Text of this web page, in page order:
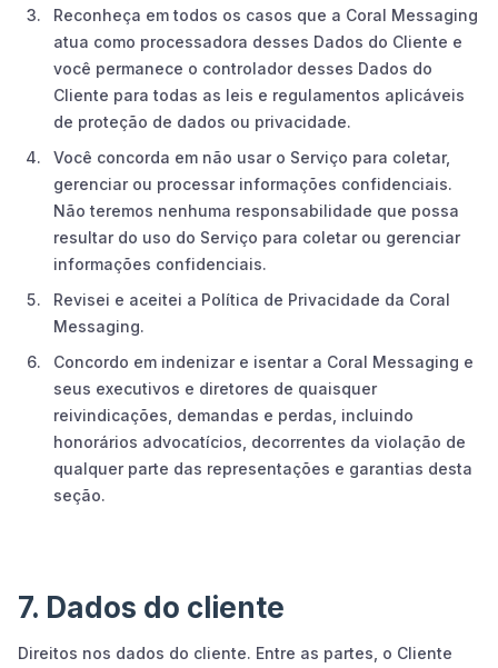
Reconheça em todos os casos que a Coral Messaging
atua como processadora desses Dados do Cliente e
você permanece o controlador desses Dados do
Cliente para todas as leis e regulamentos aplicáveis
de proteção de dados ou privacidade.
Você concorda em não usar o Serviço para coletar,
gerenciar ou processar informações confidenciais.
Não teremos nenhuma responsabilidade que possa
resultar do uso do Serviço para coletar ou gerenciar
informações confidenciais.
Revisei e aceitei a Política de Privacidade da Coral
Messaging.
Concordo em indenizar e isentar a Coral Messaging e
seus executivos e diretores de quaisquer
reivindicações, demandas e perdas, incluindo
honorários advocatícios, decorrentes da violação de
qualquer parte das representações e garantias desta
seção.
7. Dados do cliente
Direitos nos dados do cliente. Entre as partes, o Cliente